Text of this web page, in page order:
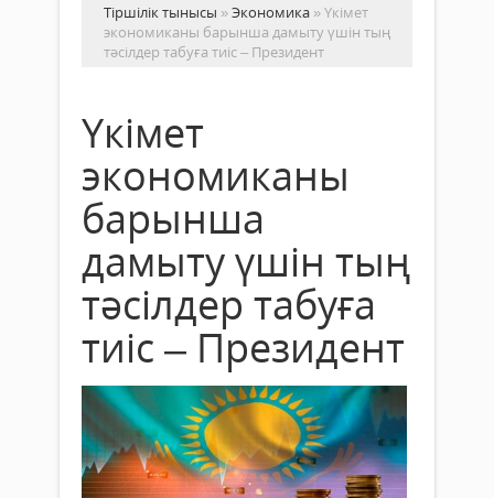
Тіршілік тынысы »Экономика » Үкімет
экономиканы барынша дамыту үшін тың
тәсілдер табуға тиіс – Президент
Үкімет
экономиканы
барынша
дамыту үшін тың
тәсілдер табуға
тиіс – Президент